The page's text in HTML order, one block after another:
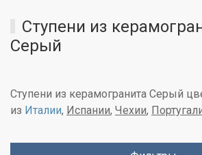
Ступени из
Серый
Ступени из керамогранита Серый
из Италии, Испании, Чехии,